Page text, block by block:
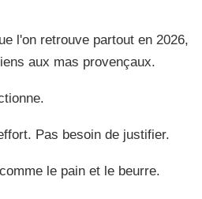
l'on retrouve partout en 2026,
aux mas provençaux.
Pas besoin de justifier.
le pain et le beurre.